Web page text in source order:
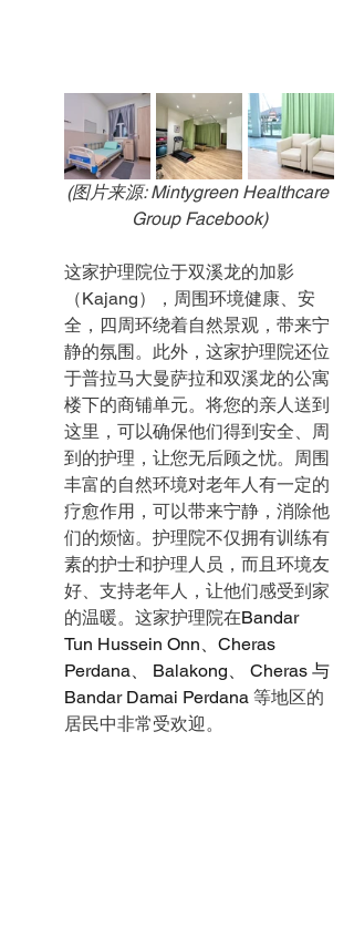
(图片来源: Mintygreen Healthcare
Group Facebook)
这家护理院位于双溪龙的加影
（Kajang），周围环境健康、安
全，四周环绕着自然景观，带来宁
静的氛围。此外，这家护理院还位
于普拉马大曼萨拉和双溪龙的公寓
楼下的商铺单元。将您的亲人送到
这里，可以确保他们得到安全、周
到的护理，让您无后顾之忧。周围
丰富的自然环境对老年人有一定的
疗愈作用，可以带来宁静，消除他
们的烦恼。护理院不仅拥有训练有
素的护士和护理人员，而且环境友
好、支持老年人，让他们感受到家
的温暖。这家护理院在Bandar
Tun Hussein Onn、Cheras
Perdana、 Balakong、 Cheras 与
Bandar Damai Perdana 等地区的
居民中非常受欢迎。